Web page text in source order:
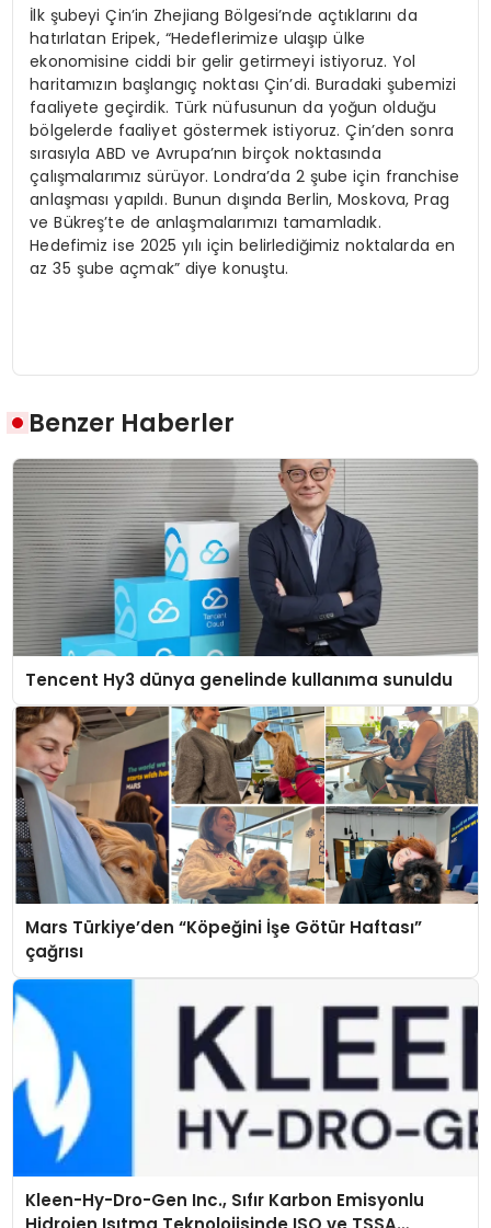
İlk şubeyi Çin’in Zhejiang Bölgesi’nde açtıklarını da
hatırlatan Eripek, “Hedeflerimize ulaşıp ülke
ekonomisine ciddi bir gelir getirmeyi istiyoruz. Yol
haritamızın başlangıç noktası Çin’di. Buradaki şubemizi
faaliyete geçirdik. Türk nüfusunun da yoğun olduğu
bölgelerde faaliyet göstermek istiyoruz. Çin’den sonra
sırasıyla ABD ve Avrupa’nın birçok noktasında
çalışmalarımız sürüyor. Londra’da 2 şube için franchise
anlaşması yapıldı. Bunun dışında Berlin, Moskova, Prag
ve Bükreş’te de anlaşmalarımızı tamamladık.
Hedefimiz ise 2025 yılı için belirlediğimiz noktalarda en
az 35 şube açmak” diye konuştu.
Benzer Haberler
Tencent Hy3 dünya genelinde kullanıma sunuldu
Mars Türkiye’den “Köpeğini İşe Götür Haftası”
çağrısı
Kleen-Hy-Dro-Gen Inc., Sıfır Karbon Emisyonlu